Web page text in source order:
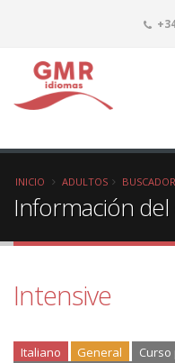
INICIO ADULTOS
Información
Intensive
Italiano General